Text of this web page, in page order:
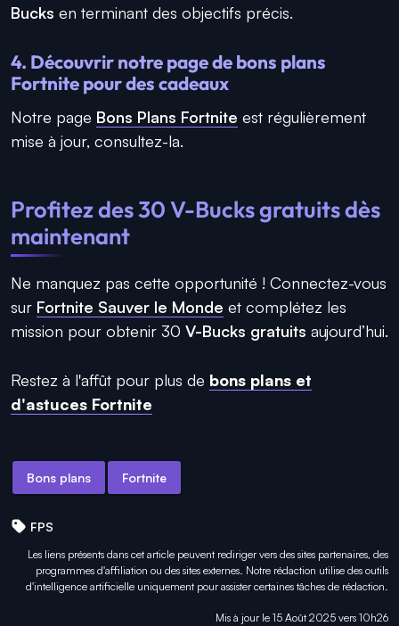
Bucks en terminant des objectifs précis.
4. Découvrir notre page de bons plans
Fortnite pour des cadeaux
Notre page Bons Plans Fortnite est régulièrement
mise à jour, consultez-la.
Profitez des 30 V-Bucks gratuits dès
maintenant
Ne manquez pas cette opportunité ! Connectez-vous
sur Fortnite Sauver le Monde et complétez les
mission pour obtenir 30 V-Bucks gratuits aujourd’hui.
Restez à l'affût pour plus de bons plans et
d'astuces Fortnite
Bons plans Fortnite
FPS
Les liens présents dans cet article peuvent rediriger vers des sites partenaires, des
programmes d'affiliation ou des sites externes. Notre rédaction utilise des outils
d'intelligence artificielle uniquement pourassister certaines tâches de rédaction.
Mis à jour le 15 Août 2025 vers 10h26